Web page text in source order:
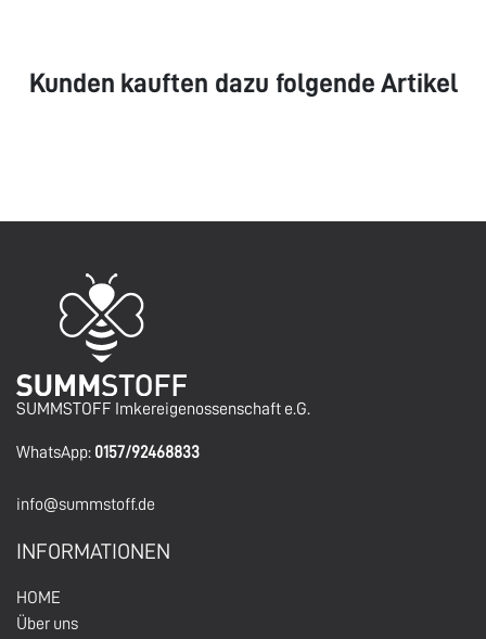
Kunden kauften dazu folgende Artikel
SUMMSTOFF Imkereigenossenschaft e.G.
WhatsApp: 0157/92468833
info@summstoff.de
INFORMATIONEN
HOM E
Über uns